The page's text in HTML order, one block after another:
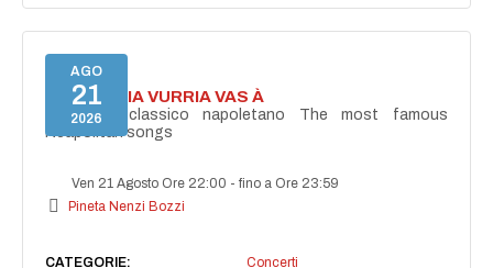
AGO
21
2026
I'TE VURRIA VURRIA VAS À
Concerto classico napoletano The most famous
Neapolitan songs
Ven 21 Agosto Ore 22:00 -fino a Ore 23:59
Pineta Nenzi Bozzi
CATEGORIE:
Concerti